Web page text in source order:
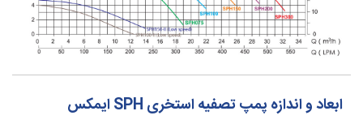
ابعاد و اندازه پمپ تصفیه استخری SPH ایمکس